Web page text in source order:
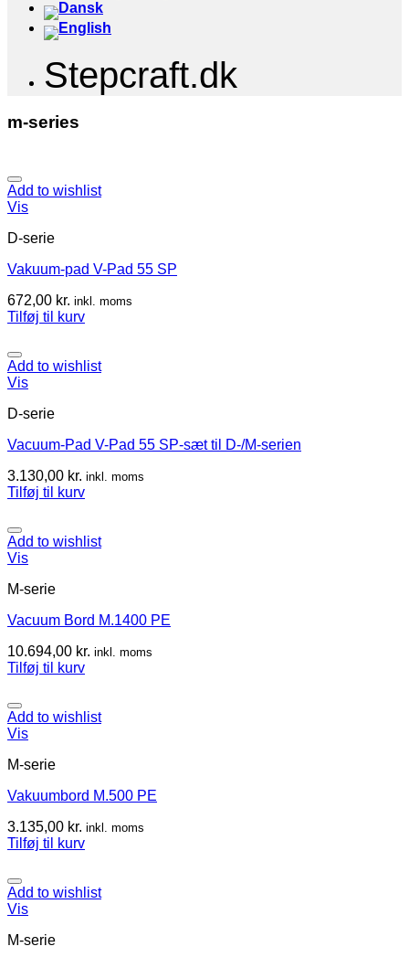
Stepcraft.dk
m-series
Add to wishlist
Vis
D-serie
Vakuum-pad V-Pad 55 SP
672,00 kr. inkl. moms
Tilføj til kurv
Add to wishlist
Vis
D-serie
Vacuum-Pad V-Pad 55 SP-sæt til D-/M-serien
3.130,00 kr. inkl. moms
Tilføj til kurv
Add to wishlist
Vis
M-serie
Vacuum Bord M.1400 PE
10.694,00 kr. inkl. moms
Tilføj til kurv
Add to wishlist
Vis
M-serie
Vakuumbord M.500 PE
3.135,00 kr. inkl. moms
Tilføj til kurv
Add to wishlist
Vis
M-serie